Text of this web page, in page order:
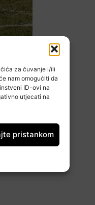
za čuvanje i/ili
nam omogućiti da
ID-ovi na
utjecati na
pristankom
novom